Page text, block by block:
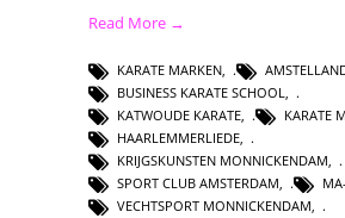
Read More →
KARATE MARKEN
BUSINESS KARATE SCHOOL
KATWOUDE KARATE
KARATE
HAARLEMMERLIEDE
KRIJGSKUNSTEN MONNICKENDAM
SPORT CLUB AMSTERDAM
VECHTSPORT MONNICKENDAM